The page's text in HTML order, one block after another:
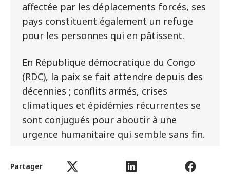
Partager
affectée par les déplacements forcés, ses
pays constituent également un refuge
pour les personnes qui en pâtissent.
En République démocratique du Congo
(RDC), la paix se fait attendre depuis des
décennies ; conflits armés, crises
climatiques et épidémies récurrentes se
sont conjugués pour aboutir à une
urgence humanitaire qui semble sans fin.
Selon le HCR
, plus de 3,9 millions de
personnes ont été déplacées à l’intérieur